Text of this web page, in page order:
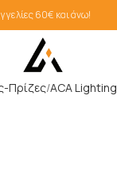
60€ και άνω!
Πρίζες ACA Lighting